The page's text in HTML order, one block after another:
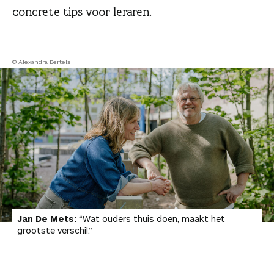
concrete tips voor leraren.
© Alexandra Bertels
Jan De Mets: “Wat ouders thuis doen, maakt het
grootste verschil.”